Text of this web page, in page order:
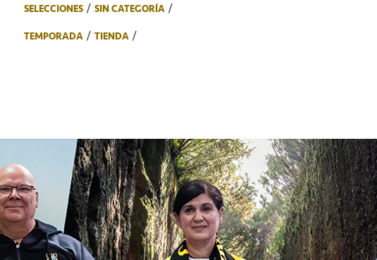
SELECCIONES
SIN CATEGORÍA
TEMPORADA
TIENDA